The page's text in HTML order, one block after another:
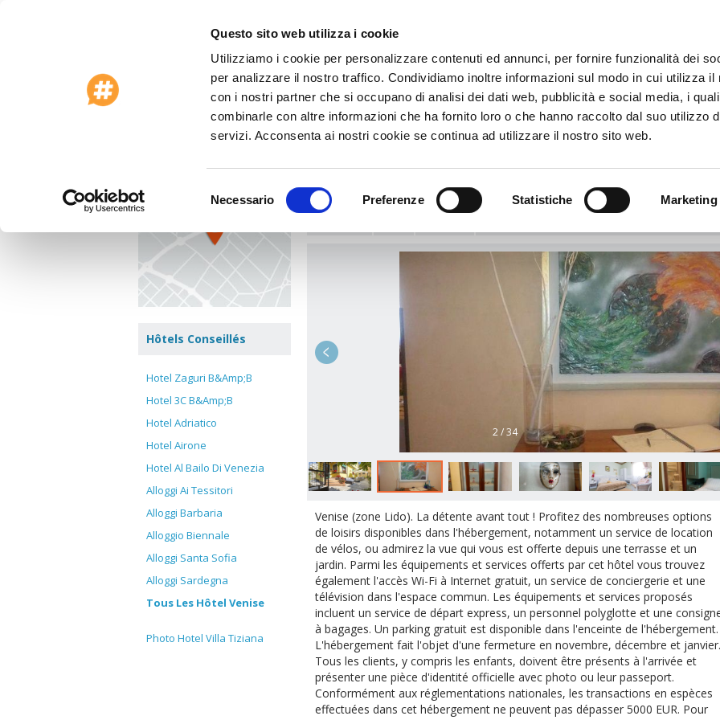
Questo sito web utilizza i cookie
Utilizziamo i cookie per personalizzare contenuti ed annunci, per fornire funzionalità dei
per analizzare il nostro traffico. Condividiamo inoltre informazioni sul modo in cui utilizza il
con i nostri partner che si occupano di analisi dei dati web, pubblicità e social media, i
combinarle con altre informazioni che ha fornito loro o che hanno raccolto dal suo utilizzo
servizi. Acconsenta ai nostri cookie se continua ad utilizzare il nostro sito web.
del
Necessario Preferenze Statistiche Marketing
Service clients
Italie> Venise> Hotel Villa Tiziana
Hotel Villa Tiziana
Zone :Lido
2 / 34
Venise (zone Lido). La détente avant tout ! Profitez des nombreuses options
de loisirs disponibles dans l'hébergement, notamment un service de location
de vélos, ou admirez la vue qui vous est offerte depuis une terrasse et un
jardin. Parmi les équipements et services offerts par cet hôtel vous trouvez
également l'accès Wi-Fi à Internet gratuit, un service de conciergerie et une
télévision dans l'espace commun. Les équipements et services proposés
incluent un service de départ express, un personnel polyglotte et une
à bagages. Un parking gratuit est disponible dans l'enceinte de l'hébergement.
L'hébergement fait l'objet d'une fermeture en novembre, décembre et janvier.
Tous les clients, y compris les enfants, doivent être présents à l'arrivée et
présenter une pièce d'identité officielle avec photo ou leur passeport.
Conformément aux réglementations nationales, les transactions en espèces
effectuées dans cet hébergement ne peuvent pas dépasser 5000 EUR. Pour
Hôtels Conseillés
Hotel Zaguri B&Amp;B
Hotel 3C B&Amp;B
Hotel Adriatico
Hotel Airone
Hotel Al Bailo Di Venezia
Alloggi Ai Tessitori
Alloggi Barbaria
Alloggio Biennale
Alloggi Santa Sofia
Alloggi Sardegna
Tous Les Hôtel Venise
Photo Hotel Villa Tiziana